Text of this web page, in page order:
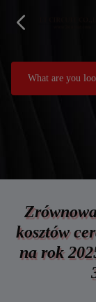
kosztów
na rok